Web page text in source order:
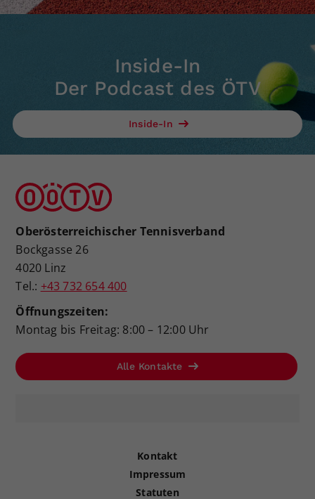
Inside-In
Der Podcast des ÖTV
Inside-In
Oberösterreichischer Tennisverband
Bockgasse 26
4020 Linz
Tel.: +43 732 654 400
Öffnungszeiten:
Montag bis Freitag: 8:00 – 12:00 Uhr
Alle Kontakte
Kontakt
Impressum
Statuten